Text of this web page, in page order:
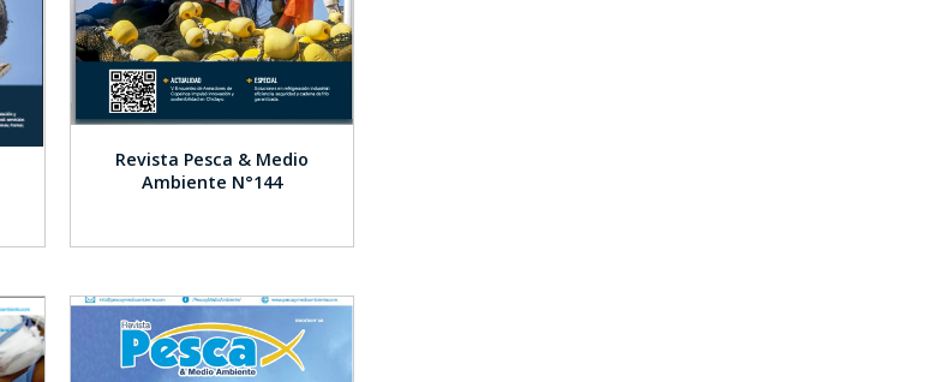
Revista Pesca & Medio
Ambiente N°144